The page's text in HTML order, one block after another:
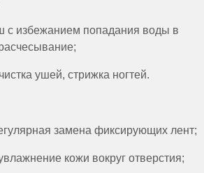
с избежанием попадания воды в
ушей, стрижка ногтей.
замена фиксирующих лент;
кожи вокруг отверстия;